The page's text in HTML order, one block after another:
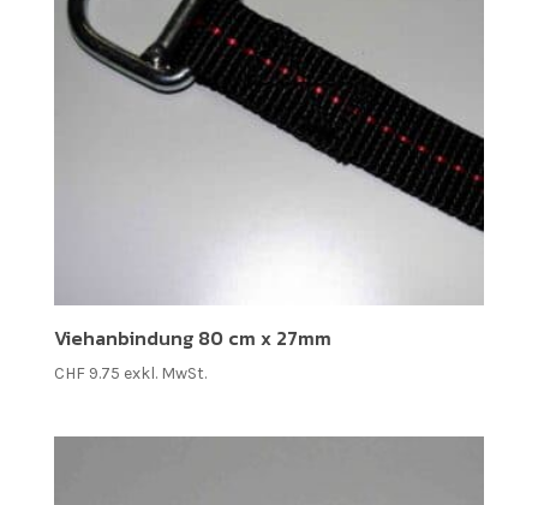
Viehanbindung 80 cm x 27mm
CHF9.75 exkl. MwSt.